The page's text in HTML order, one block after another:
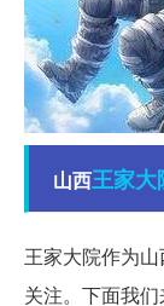
山西王家大
王家大院作为
关注。下面我